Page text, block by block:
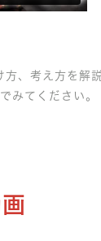
、考え方を解
みてください。